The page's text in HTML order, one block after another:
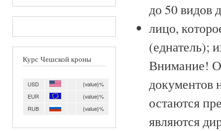
Курс Чешской кроны
USD
{value}%
EUR
{value}%
RUB
{value}%
до 50 видов
лицо,
(еднатель);
Внимание!
документов
остаются
являются